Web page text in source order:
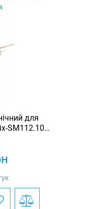
для
SM112.10